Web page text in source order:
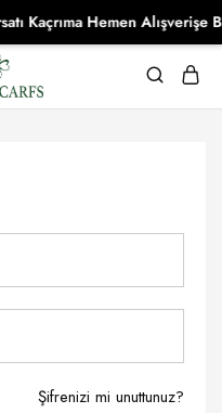
Şifrenizi mi unuttunuz?
Kaçrıma Hemen Alışverişe